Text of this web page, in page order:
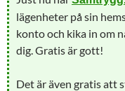
lägenheter på sin
konto och kika in om
dig. Gratis är gott!
Det är även gratis att